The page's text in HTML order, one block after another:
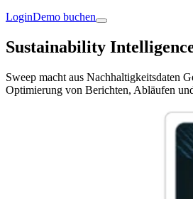
LoginDemo buchen
Sustainability
Sweep macht aus Nachhaltigkeitsdaten
Optimierung von Berichten, Abläufen